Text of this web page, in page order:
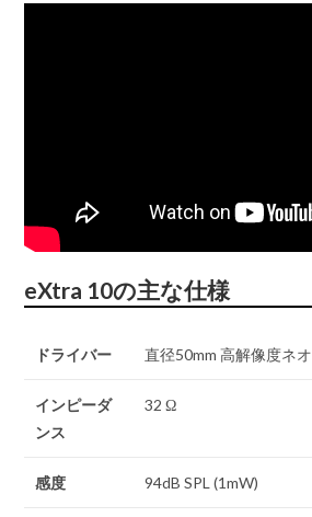
eXtra 10の主な仕様
ドライバー 直径50mm 高解像度ネ
インピーダ
ンス
32 Ω
感度 94dB SPL (1mW)